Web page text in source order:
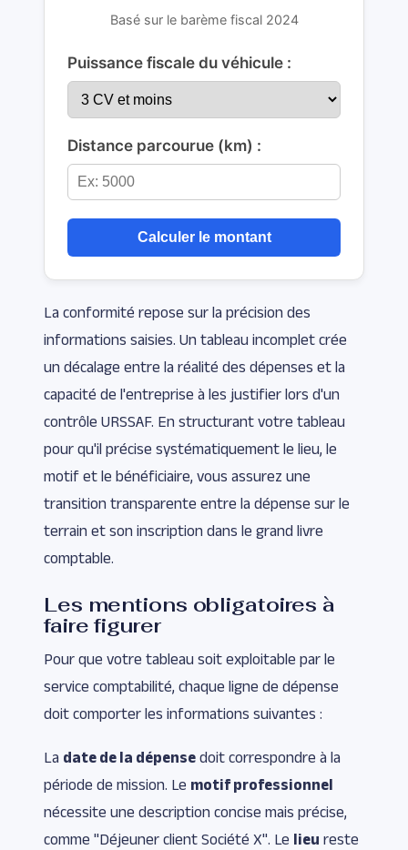
Basé sur le barème fiscal 2024
Puissance fiscale du véhicule :
Distance parcourue (km) :
Calculer le montant
La conformité repose sur la précision des
informations saisies. Un tableau incomplet crée
un décalage entre la réalité des dépenses et la
capacité de l'entreprise à les justifier lors d'un
contrôle URSSAF. En structurant votre tableau
pour qu'il précise systématiquement le lieu, le
motif et le bénéficiaire, vous assurez une
transition transparente entre la dépense sur le
terrain et son inscription dans le grand livre
comptable.
Les mentions obligatoires à
faire figurer
Pour que votre tableau soit exploitable par le
service comptabilité, chaque ligne de dépense
doit comporter les informations suivantes :
La date de la dépense doit correspondre à la
période de mission. Le motif professionnel
nécessite une description concise mais précise,
comme "Déjeuner client Société X". Le lieu reste